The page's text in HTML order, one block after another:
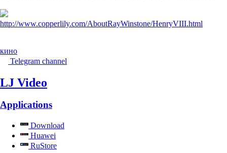
http://www.copperlily.com/AboutRayWinstone/HenryVIII.html
кино
Telegram channel
LJ Video
Applications
Download
Huawei
RuStore